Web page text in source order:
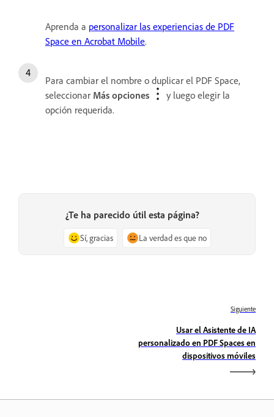
Aprenda a personalizar las experiencias de PDF
Space en Acrobat Mobile.
Para cambiar el nombre o duplicar el PDF Space,
seleccionar Más opciones
y luego elegir la
opción requerida.
¿Te ha parecido útil esta página?
Sí, gracias La verdad es que no
Siguiente
Usar el Asistente de IA
personalizado en PDF Spaces en
dispositivos móviles